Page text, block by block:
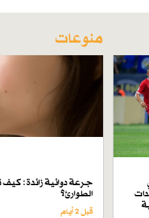
منوعات
جرعة دوائية زائدة :
الطوارئ؟
قبل 2 أيام